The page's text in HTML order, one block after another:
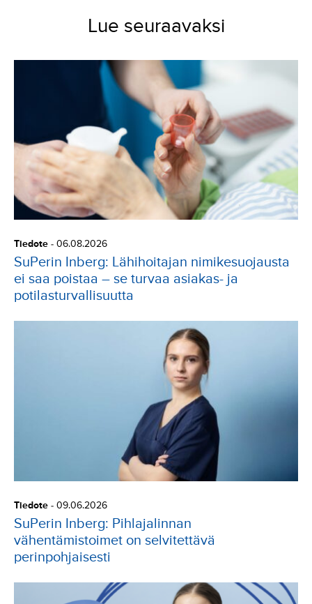
Lue seuraavaksi
Tiedote - 06.08.2026
SuPerin Inberg: Lähihoitajan nimikesuojausta
ei saa poistaa – se turvaa asiakas- ja
potilasturvallisuutta
Tiedote - 09.06.2026
SuPerin Inberg: Pihlajalinnan
vähentämistoimet on selvitettävä
perinpohjaisesti